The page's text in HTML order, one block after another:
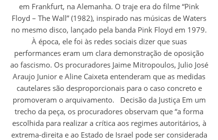
em Frankfurt, na Alemanha. O traje era do filme “Pink
Floyd – The Wall” (1982), inspirado nas músicas de Waters
no mesmo disco, lançado pela banda Pink Floyd em 1979.
À época, ele foi às redes sociais dizer que suas
performances eram um clara demonstração de oposição
ao fascismo. Os procuradores Jaime Mitropoulos, Julio José
Araujo Junior e Aline Caixeta entenderam que as medidas
cautelares são desproporcionais para o caso concreto e
promoveram o arquivamento. Decisão da Justiça Em um
trecho da peça, os procuradores observam que “a forma
escolhida para realizar a crítica aos regimes autoritários, à
extrema-direita e ao Estado de Israel pode ser considerada